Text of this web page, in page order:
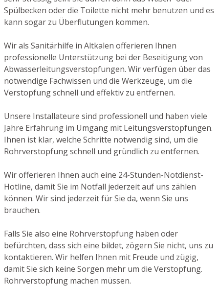
Spülbecken oder die Toilette nicht mehr benutzen und es
kann sogar zu Überflutungen kommen.
Wir als Sanitärhilfe in Altkalen offerieren Ihnen
professionelle Unterstützung bei der Beseitigung von
Abwasserleitungsverstopfungen. Wir verfügen über das
notwendige Fachwissen und die Werkzeuge, um die
Verstopfung schnell und effektiv zu entfernen.
Unsere Installateure sind professionell und haben viele
Jahre Erfahrung im Umgang mit Leitungsverstopfungen.
Ihnen ist klar, welche Schritte notwendig sind, um die
Rohrverstopfung schnell und gründlich zu entfernen.
Wir offerieren Ihnen auch eine 24-Stunden-Notdienst-
Hotline, damit Sie im Notfall jederzeit auf uns zählen
können. Wir sind jederzeit für Sie da, wenn Sie uns
brauchen.
Falls Sie also eine Rohrverstopfung haben oder
befürchten, dass sich eine bildet, zögern Sie nicht, uns zu
kontaktieren. Wir helfen Ihnen mit Freude und zügig,
damit Sie sich keine Sorgen mehr um die Verstopfung.
Rohrverstopfung machen müssen.